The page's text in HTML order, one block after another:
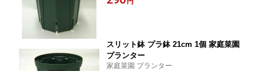
スリット鉢 プラ鉢 21cm 1個 家庭菜園
プランター
家庭菜園 プランター